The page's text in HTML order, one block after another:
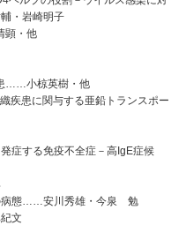
・岩崎明子
顕・他
……小椋英樹・他
疾患に関与する亜鉛トランスポー
症する免疫不全症－高IgE症候
病態……安川秀雄・今泉 勉
文